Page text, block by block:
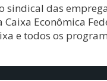
sindical das
Econômica
e todos os